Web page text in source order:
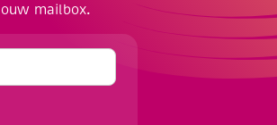
mailbox.